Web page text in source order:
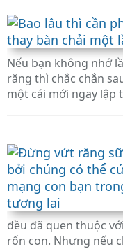
Nếu bạn không nhớ
răng thì chắc chắn
một cái mới ngay lập
đều đã quen thuộc
rốn con. Nhưng nếu